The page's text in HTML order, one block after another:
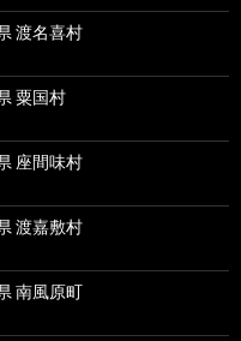
渡名喜村
粟国村
座間味村
渡嘉敷村
南風原町